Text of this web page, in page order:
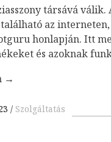
társává válik.
az interneten,
honlapján. Itt
és azoknak
→
Szolgáltatás